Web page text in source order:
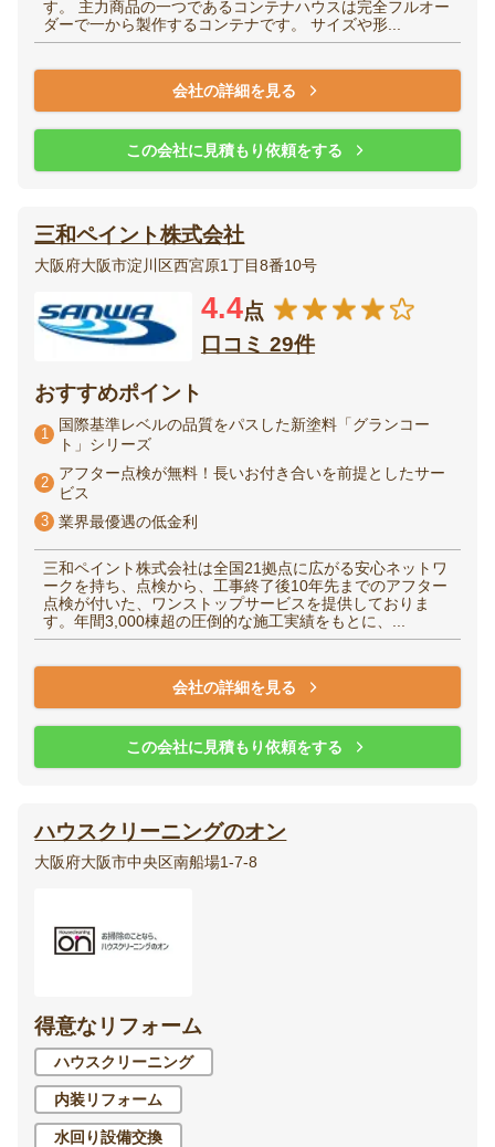
す。 主力商品の一つであるコンテナハウスは完全フルオー
ダーで一から製作するコンテナです。 サイズや形...
会社の詳細を見る
この会社に見積もり依頼をする
三和ペイント株式会社
大阪府大阪市淀川区西宮原1丁目8番10号
4.4点
口コミ 29件
おすすめポイント
1
国際基準レベルの品質をパスした新塗料「グランコー
ト」シリーズ
2
アフター点検が無料！長いお付き合いを前提としたサー
ビス
3 業界最優遇の低金利
三和ペイント株式会社は全国21拠点に広がる安心ネットワ
ークを持ち、点検から、工事終了後10年先までのアフター
点検が付いた、ワンストップサービスを提供しておりま
す。年間3,000棟超の圧倒的な施工実績をもとに、...
会社の詳細を見る
この会社に見積もり依頼をする
ハウスクリーニングのオン
大阪府大阪市中央区南船場1-7-8
得意なリフォーム
ハウスクリーニング
内装リフォーム
水回り設備交換